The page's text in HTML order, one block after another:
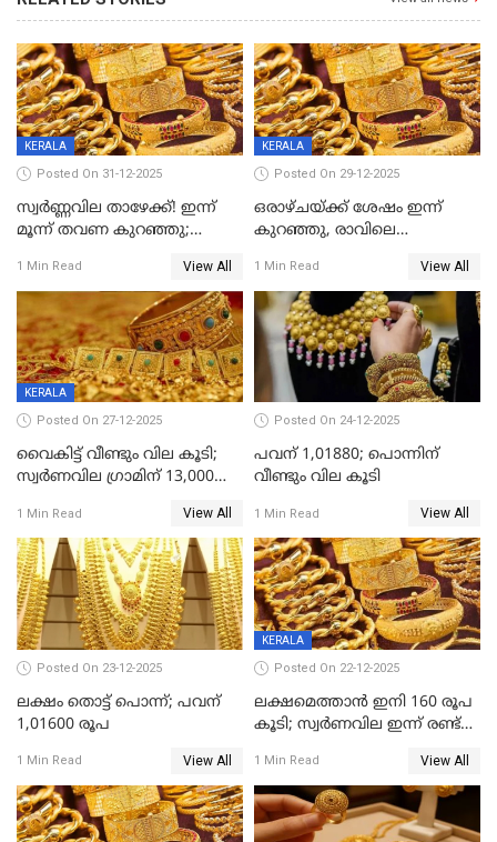
KERALA
Posted On 31-12-2025
സ്വർണ്ണവില താഴേക്ക്! ഇന്ന്
മൂന്ന് തവണ കുറഞ്ഞു;
1 Min Read View All
KERALA
Posted On 29-12-2025
ഒരാഴ്ചയ്ക്ക് ശേഷം ഇന്ന്
കുറഞ്ഞു, രാവിലെ
ഇടിവ്
1 Min Read View All
KERALA
Posted On 27-12-2025
വൈകിട്ട് വീണ്ടും വില കൂടി;
സ്വർണവില ഗ്രാമിന് 13,000
റെക്കോർഡ്
1 Min Read View All
Posted On 24-12-2025
പവന് 1,01880; പൊന്നിന്
വീണ്ടും വില കൂടി
1 Min Read View All
Posted On 23-12-2025
ലക്ഷം തൊട്ട് പൊന്ന്; പവന്
1,01600 രൂപ
1 Min Read View All
KERALA
Posted On 22-12-2025
ലക്ഷമെത്താൻ ഇനി 160 രൂപ
കൂടി; സ്വർണവില ഇന്ന് രണ്ട്
1 Min Read View All